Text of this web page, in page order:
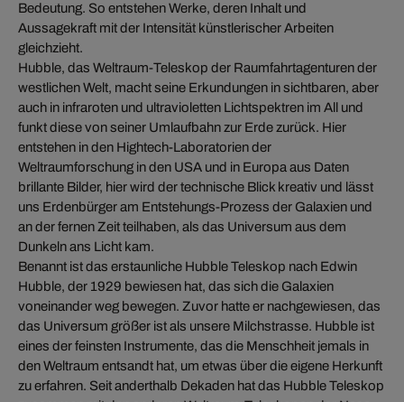
Bedeutung. So entstehen Werke, deren Inhalt und
Aussagekraft mit der Intensität künstlerischer Arbeiten
gleichzieht.
Hubble, das Weltraum-Teleskop der Raumfahrtagenturen der
westlichen Welt, macht seine Erkundungen in sichtbaren, aber
auch in infraroten und ultravioletten Lichtspektren im All und
funkt diese von seiner Umlaufbahn zur Erde zurück. Hier
entstehen in den Hightech-Laboratorien der
Weltraumforschung in den USA und in Europa aus Daten
brillante Bilder, hier wird der technische Blick kreativ und lässt
uns Erdenbürger am Entstehungs-Prozess der Galaxien und
an der fernen Zeit teilhaben, als das Universum aus dem
Dunkeln ans Licht kam.
Benannt ist das erstaunliche Hubble Teleskop nach Edwin
Hubble, der 1929 bewiesen hat, das sich die Galaxien
voneinander weg bewegen. Zuvor hatte er nachgewiesen, das
das Universum größer ist als unsere Milchstrasse. Hubble ist
eines der feinsten Instrumente, das die Menschheit jemals in
den Weltraum entsandt hat, um etwas über die eigene Herkunft
zu erfahren. Seit anderthalb Dekaden hat das Hubble Teleskop